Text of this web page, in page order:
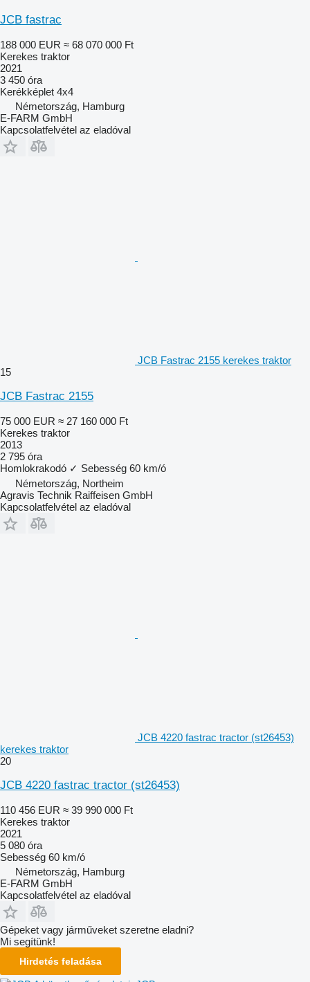
JCB fastrac
188 000 EUR ≈ 68 070 000 Ft
Kerekes traktor
2021
3 450 óra
Kerékképlet 4x4
Németország, Hamburg
E-FARM GmbH
Kapcsolatfelvétel az eladóval
JCB Fastrac 2155 kerekes traktor
15
JCB Fastrac 2155
75 000 EUR ≈ 27 160 000 Ft
Kerekes traktor
2013
2 795 óra
Homlokrakodó ✓ Sebesség 60 km/ó
Németország, Northeim
Agravis Technik Raiffeisen GmbH
Kapcsolatfelvétel az eladóval
JCB 4220 fastrac tractor (st26453)
kerekes traktor
20
JCB 4220 fastrac tractor (st26453)
110 456 EUR ≈ 39 990 000 Ft
Kerekes traktor
2021
5 080 óra
Sebesség 60 km/ó
Németország, Hamburg
E-FARM GmbH
Kapcsolatfelvétel az eladóval
Gépeket vagy járműveket szeretne eladni?
Mi segítünk!
Hirdetés feladása